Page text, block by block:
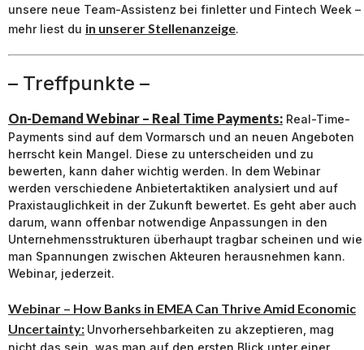
unsere neue Team-Assistenz bei finletter und Fintech Week –
mehr liest du in unserer Stellenanzeige.
– Treffpunkte –
On-Demand Webinar – Real Time Payments: Real-Time-
Payments sind auf dem Vormarsch und an neuen Angeboten
herrscht kein Mangel. Diese zu unterscheiden und zu
bewerten, kann daher wichtig werden. In dem Webinar
werden verschiedene Anbietertaktiken analysiert und auf
Praxistauglichkeit in der Zukunft bewertet. Es geht aber auch
darum, wann offenbar notwendige Anpassungen in den
Unternehmensstrukturen überhaupt tragbar scheinen und wie
man Spannungen zwischen Akteuren herausnehmen kann.
Webinar, jederzeit.
Webinar – How Banks in EMEA Can Thrive Amid Economic
Uncertainty: Unvorhersehbarkeiten zu akzeptieren, mag
nicht das sein, was man auf den ersten Blick unter einer